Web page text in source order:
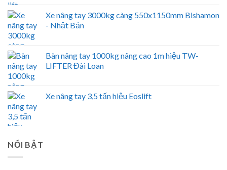
Xe nâng tay 3000kg càng 550x1150mm Bishamon
- Nhật Bản
Bàn nâng tay 1000kg nâng cao 1m hiệu TW-
LIFTER Đài Loan
Xe nâng tay 3,5 tấn hiệu Eoslift
NỔI BẬT